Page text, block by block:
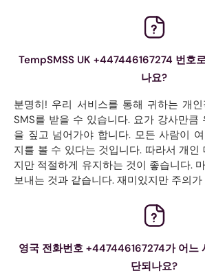
TempSMSS UK +447446167274 번호
나요?
분명히! 우리 서비스를 통해 귀하는 개
SMS를 받을 수 있습니다. 요가 강사만큼
을 짚고 넘어가야 합니다. 모든 사람이
지를 볼 수 있다는 것입니다. 따라서 개인
지만 적절하게 유지하는 것이 좋습니다.
보내는 것과 같습니다. 재미있지만 주의
영국 전화번호 +447446167274가 어느
단되나요?